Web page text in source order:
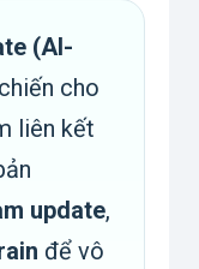
(AI-
cho
liên kết
update,
để vô